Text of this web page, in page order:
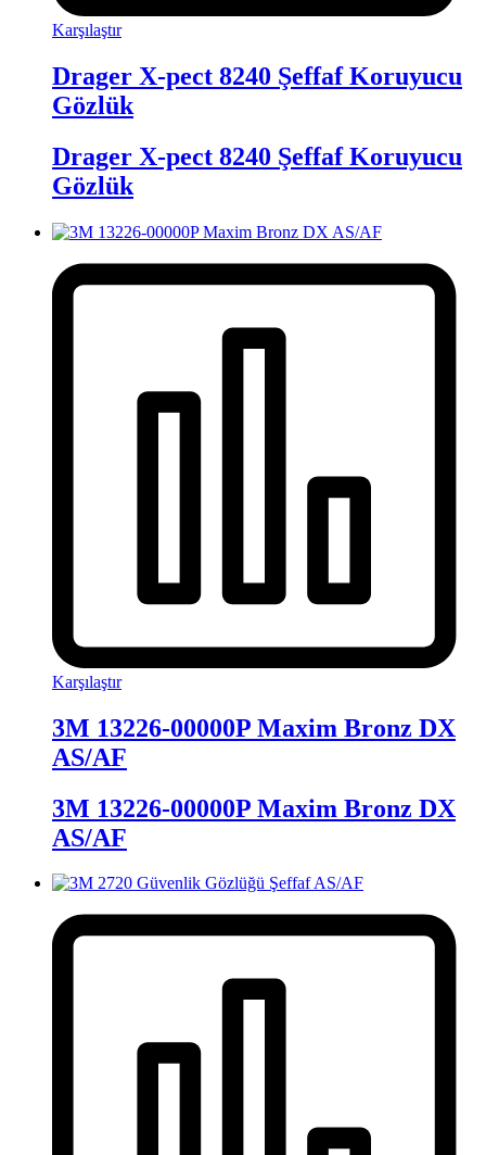
Karşılaştır
Drager X-pect 8240 Şeffaf Koruyucu
Gözlük
Drager X-pect 8240 Şeffaf Koruyucu
Gözlük
Karşılaştır
3M 13226-00000P Maxim Bronz DX
AS/AF
3M 13226-00000P Maxim Bronz DX
AS/AF